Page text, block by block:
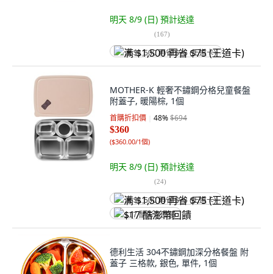
明天 8/9 (日) 預計送達
(167)
满 $1,500 再省 $75 (王道卡)
MOTHER-K 輕奢不鏽鋼分格兒童餐盤
附蓋子, 暖陽棕, 1個
首購折扣價 48%$694
$360
($360.00/1個)
明天 8/9 (日) 預計送達
(24)
满 $1,500 再省 $75 (王道卡)
$17 酷澎幣回饋
德利生活 304不鏽鋼加深分格餐盤 附
蓋子 三格款, 銀色, 單件, 1個